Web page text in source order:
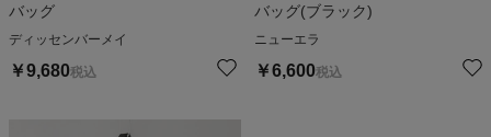
バッグ
ディッセンバーメイ
￥9,680税込
バッグ(ブラック)
ニューエラ
￥6,600税込